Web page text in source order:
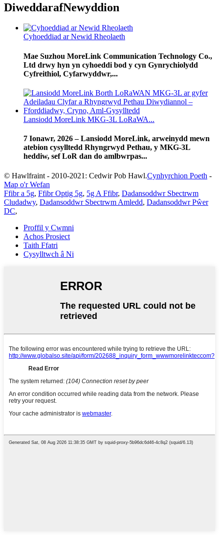
DiweddarafNewyddion
Cyhoeddiad ar Newid Rheolaeth
Mae Suzhou MoreLink Communication Technology Co.,
Ltd drwy hyn yn cyhoeddi bod y cyn Gynrychiolydd
Cyfreithiol, Cyfarwyddwr,...
Lansiodd MoreLink MKG-3L LoRaWA...
7 Ionawr, 2026 – Lansiodd MoreLink, arweinydd mewn
atebion cysylltedd Rhyngrwyd Pethau, y MKG-3L
heddiw, sef LoR dan do amlbwrpas...
© Hawlfraint - 2010-2021: Cedwir Pob Hawl.Cynhyrchion Poeth -
Map o'r Wefan
Ffibr a 5g, Ffibr Optig 5g, 5g A Ffibr, Dadansoddwr Sbectrwm
Cludadwy, Dadansoddwr Sbectrwm Amledd, Dadansoddwr Pŵer
DC,
Proffil y Cwmni
Achos Prosiect
Taith Ffatri
Cysylltwch â Ni